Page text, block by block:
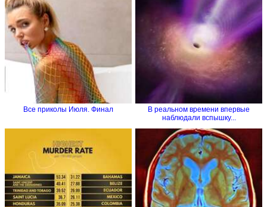
Все приколы Июля. Финал
В реальном времени впервые
наблюдали вспышку...